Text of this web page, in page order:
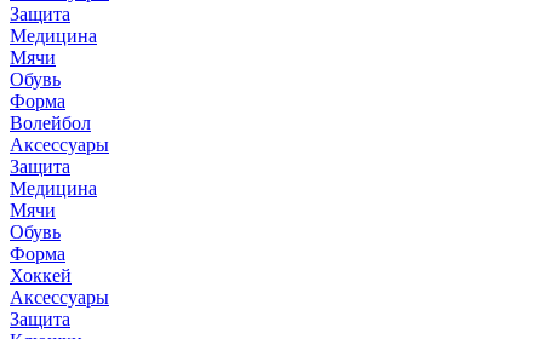
Защита
Медицина
Мячи
Обувь
Форма
Волейбол
Аксессуары
Защита
Медицина
Мячи
Обувь
Форма
Хоккей
Аксессуары
Защита